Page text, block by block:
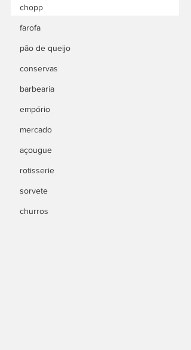
chopp
farofa
pão de queijo
conservas
barbearia
empório
mercado
açougue
rotisserie
sorvete
churros